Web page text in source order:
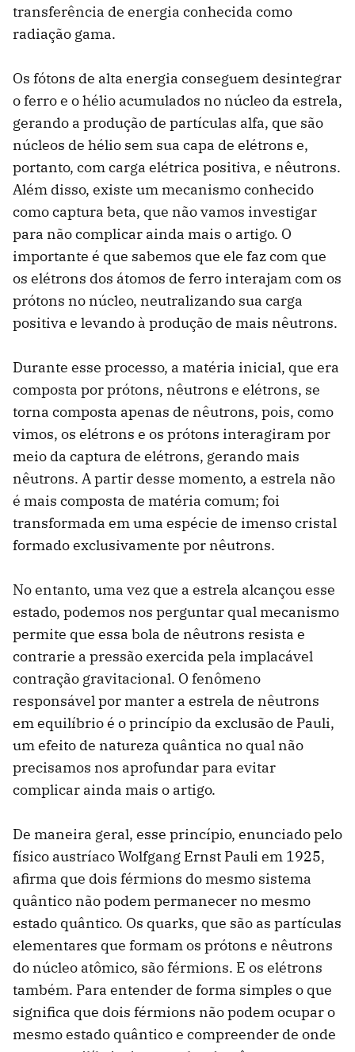
transferência de energia conhecida como
radiação gama.
Os fótons de alta energia conseguem desintegrar
o ferro e o hélio acumulados no núcleo da estrela,
gerando a produção de partículas alfa, que são
núcleos de hélio sem sua capa de elétrons e,
portanto, com carga elétrica positiva, e nêutrons.
Além disso, existe um mecanismo conhecido
como captura beta, que não vamos investigar
para não complicar ainda mais o artigo. O
importante é que sabemos que ele faz com que
os elétrons dos átomos de ferro interajam com os
prótons no núcleo, neutralizando sua carga
positiva e levando à produção de mais nêutrons.
Durante esse processo, a matéria inicial, que era
composta por prótons, nêutrons e elétrons, se
torna composta apenas de nêutrons, pois, como
vimos, os elétrons e os prótons interagiram por
meio da captura de elétrons, gerando mais
nêutrons. A partir desse momento, a estrela não
é mais composta de matéria comum; foi
transformada em uma espécie de imenso cristal
formado exclusivamente por nêutrons.
No entanto, uma vez que a estrela alcançou esse
estado, podemos nos perguntar qual mecanismo
permite que essa bola de nêutrons resista e
contrarie a pressão exercida pela implacável
contração gravitacional. O fenômeno
responsável por manter a estrela de nêutrons
em equilíbrio é o princípio da exclusão de Pauli,
um efeito de natureza quântica no qual não
precisamos nos aprofundar para evitar
complicar ainda mais o artigo.
De maneira geral, esse princípio, enunciado pelo
físico austríaco Wolfgang Ernst Pauli em 1925,
afirma que dois férmions do mesmo sistema
quântico não podem permanecer no mesmo
estado quântico. Os quarks, que são as partículas
elementares que formam os prótons e nêutrons
do núcleo atômico, são férmions. E os elétrons
também. Para entender de forma simples o que
significa que dois férmions não podem ocupar o
mesmo estado quântico e compreender de onde